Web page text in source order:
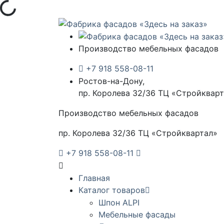
Загрузка...
Производство мебельных фасадов
+7 918 558-08-11
Ростов-на-Дону,
пр. Королева 32/36 ТЦ
Производство мебельных фасадов
пр. Королева 32/36 ТЦ «Стройквартал»
+7 918 558-08-11
Главная
Каталог товаров
Шпон ALPI
Мебельные фасады